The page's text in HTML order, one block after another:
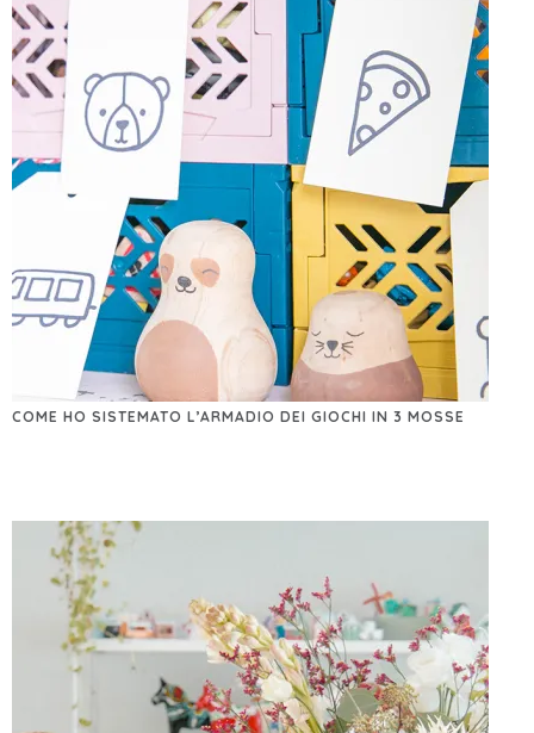
COME HO SISTEMATO L’ARMADIO DEI GIOCHI IN 3 MOSSE